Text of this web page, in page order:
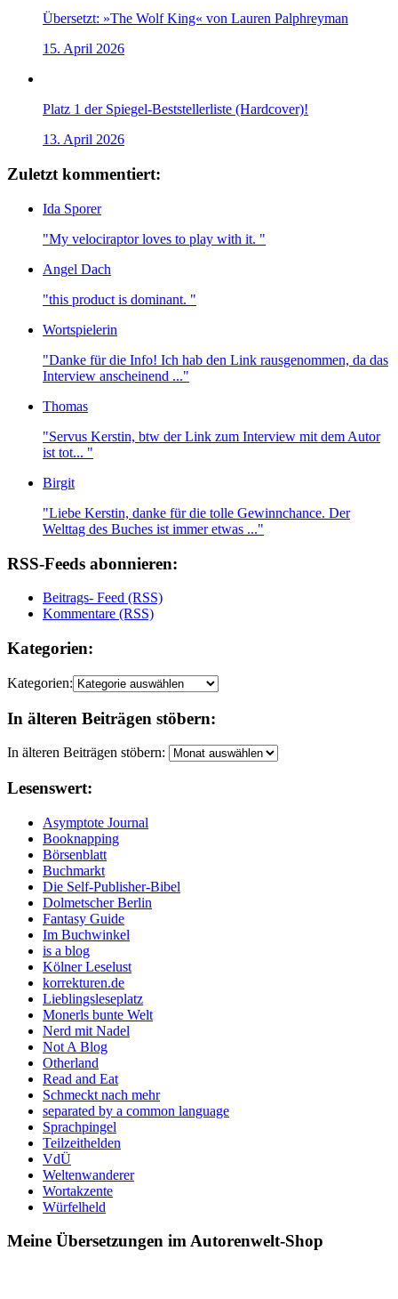
Übersetzt: »The Wolf King« von Lauren Palphreyman
15. April 2026
Platz 1 der Spiegel-Beststellerliste (Hardcover)!
13. April 2026
Zuletzt kommentiert:
Ida Sporer
"My velociraptor loves to play with it. "
Angel Dach
"this product is dominant. "
Wortspielerin
"Danke für die Info! Ich hab den Link rausgenommen, da das
Interview anscheinend ..."
Thomas
"Servus Kerstin, btw der Link zum Interview mit dem Autor
ist tot... "
Birgit
"Liebe Kerstin, danke für die tolle Gewinnchance. Der
Welttag des Buches ist immer etwas ..."
RSS-Feeds abonnieren:
Beitrags- Feed (RSS)
Kommentare (RSS)
Kategorien:
Kategorien:
In älteren Beiträgen stöbern:
In älteren Beiträgen stöbern:
Lesenswert:
Asymptote Journal
Booknapping
Börsenblatt
Buchmarkt
Die Self-Publisher-Bibel
Dolmetscher Berlin
Fantasy Guide
Im Buchwinkel
is a blog
Kölner Leselust
korrekturen.de
Lieblingsleseplatz
Monerls bunte Welt
Nerd mit Nadel
Not A Blog
Otherland
Read and Eat
Schmeckt nach mehr
separated by a common language
Sprachpingel
Teilzeithelden
VdÜ
Weltenwanderer
Wortakzente
Würfelheld
Meine Übersetzungen im Autorenwelt-Shop